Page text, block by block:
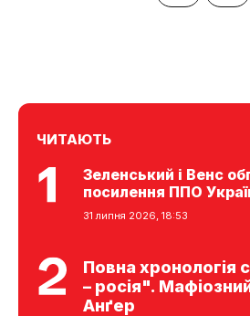
ЧИТАЮТЬ
Зеленський і Венс
посилення ППО
31 липня 2026, 18:53
Повна хронологія
– росія".
Анґер